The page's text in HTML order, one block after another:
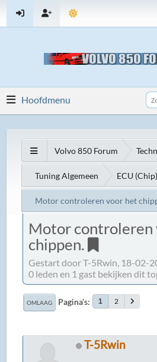
Hoofdmenu
Volvo 850 Forum
Tuning Algemeen ECU
Motor controleren voor het
Motor controleren
chippen.
Gestart door T-5Rwin, 18-02-
0 leden en 1 gast bekijken dit
OMLAAG Pagina's 1 2
T-5Rwin